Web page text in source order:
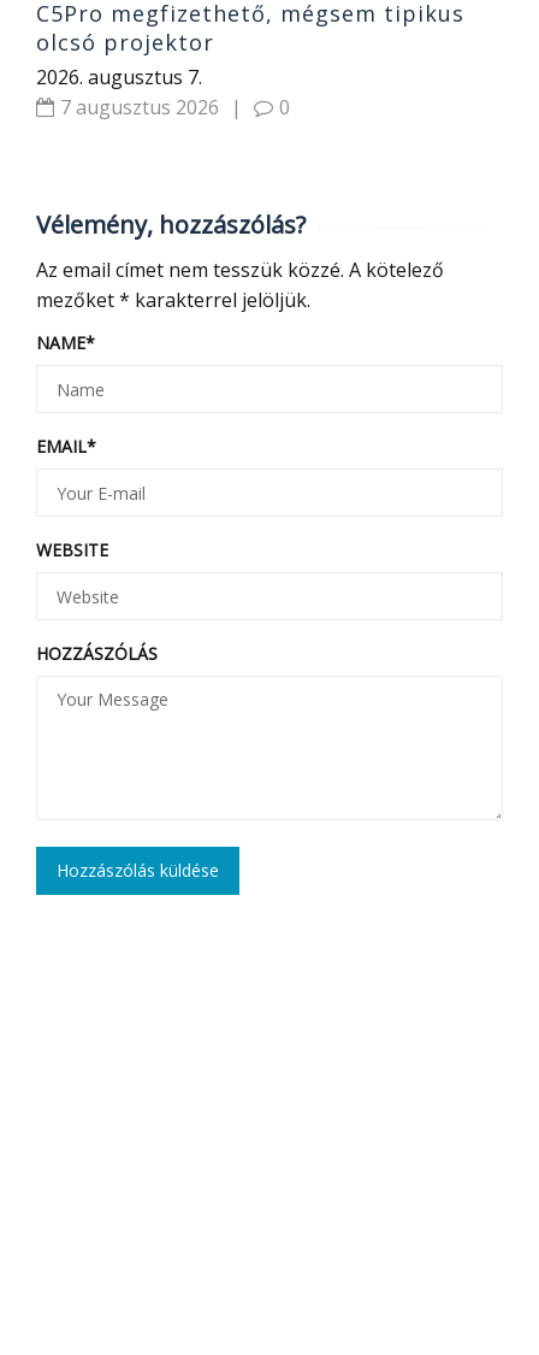
C5Pro megfizethető, mégsem tipikus
olcsó projektor
2026. augusztus 7.
7 augusztus 2026
| 0
Vélemény, hozzászólás?
Az email címet nem tesszük közzé. A kötelező
mezőket* karakterrel jelöljük.
NAME*
EMAIL*
WEBSITE
HOZZÁSZÓLÁS